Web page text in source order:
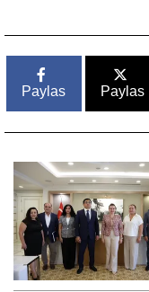
Paylas Paylas